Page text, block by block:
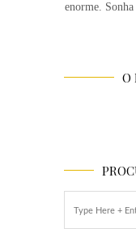
enorme.
O